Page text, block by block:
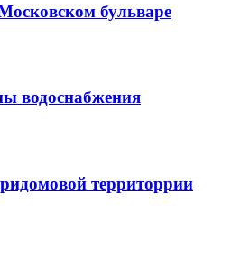
бульваре
водоснабжения
территоррии